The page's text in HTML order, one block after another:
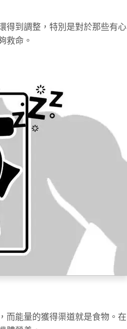
得到調整，特別是對於那些有心
救命。
而能量的獲得渠道就是食物。在